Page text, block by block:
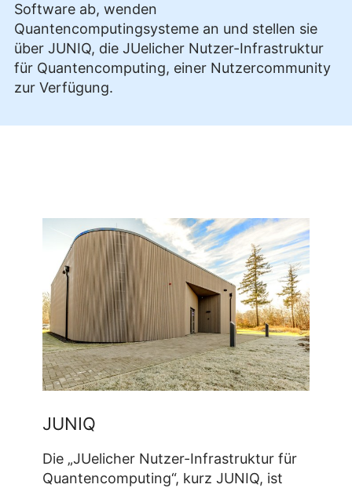
Software ab, wenden
Quantencomputingsysteme an und stellen sie
über JUNIQ, die JUelicher Nutzer-Infrastruktur
für Quantencomputing, einer Nutzercommunity
zur Verfügung.
JUNIQ
Die „JUelicher Nutzer-Infrastruktur für
Quantencomputing“, kurz JUNIQ, ist